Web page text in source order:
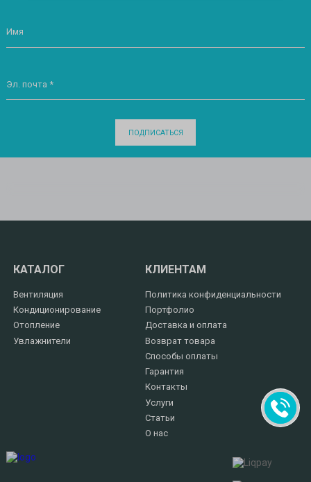
Имя
Эл. почта *
ПОДПИСАТЬСЯ
КАТАЛОГ
Вентиляция
Кондиционирование
Отопление
Увлажнители
КЛИЕНТАМ
Политика конфиденциальности
Портфолио
Доставка и оплата
Возврат товара
Способы оплаты
Гарантия
Контакты
Услуги
Статьи
О нас